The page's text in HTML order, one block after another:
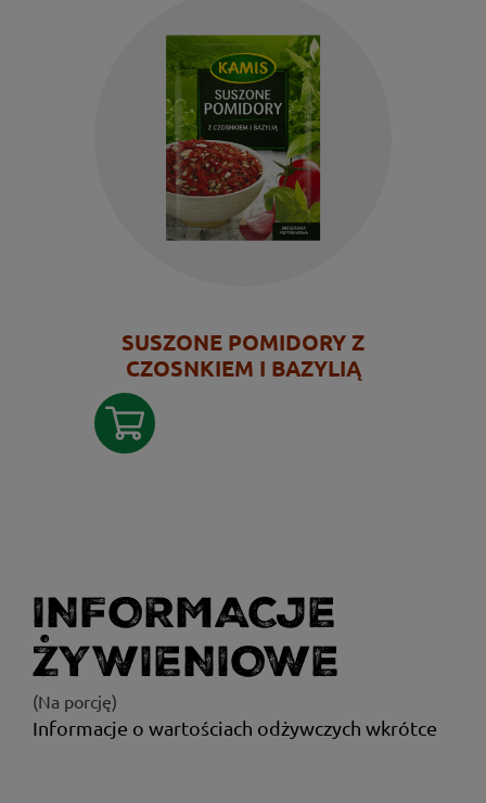
SUSZONE POMIDORY Z
CZOSNKIEM I BAZYLIĄ
INFORMACJE
ŻYWIENIOWE
(Na porcję)
Informacje o wartościach odżywczych wkrótce